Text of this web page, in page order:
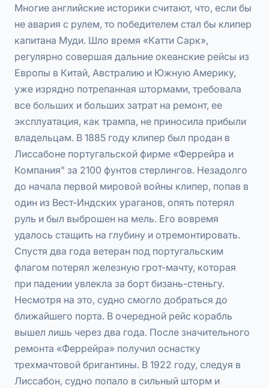
Многие английские историки считают, что, если бы
не авария с рулем, то победителем стал бы клипер
капитана Муди. Шло время «Катти Сарк»,
регулярно совершая дальние океанские рейсы из
Европы в Китай, Австралию и Южную Америку,
уже изрядно потрепанная штормами, требовала
все больших и больших затрат на ремонт, ее
эксплуатация, как трампа, не приносила прибыли
владельцам. В 1885 году клипер был продан в
Лиссабоне португальской фирме «Феррейра и
Компания" за 2100 фунтов стерлингов. Незадолго
до начала первой мировой войны клипер, попав в
один из Вест-Индских ураганов, опять потерял
руль и был выброшен на мель. Его вовремя
удалось стащить на глубину и отремонтировать.
Спустя два года ветеран под португальским
флагом потерял железную грот-мачту, которая
при падении увлекла за борт бизань-стеньгу.
Несмотря на это, судно смогло добраться до
ближайшего порта. В очередной рейс корабль
вышел лишь через два года. После значительного
ремонта «Феррейра» получил оснастку
трехмачтовой бригантины. В 1922 году, следуя в
Лиссабон, судно попало в сильный шторм и